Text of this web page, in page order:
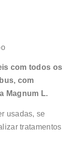
com todos os
com
Magnum L.
usadas, se
tratamentos